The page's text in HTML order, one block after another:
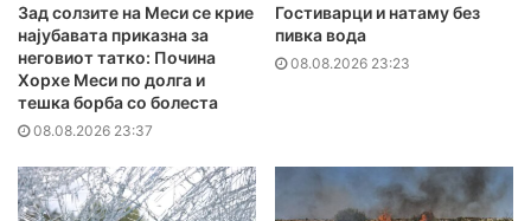
Зад солзите на Меси се крие
најубавата приказна за
неговиот татко: Почина
Хорхе Меси по долга и
тешка борба со болеста
08.08.2026 23:37
Гостиварци и натаму без
пивка вода
08.08.2026 23:23